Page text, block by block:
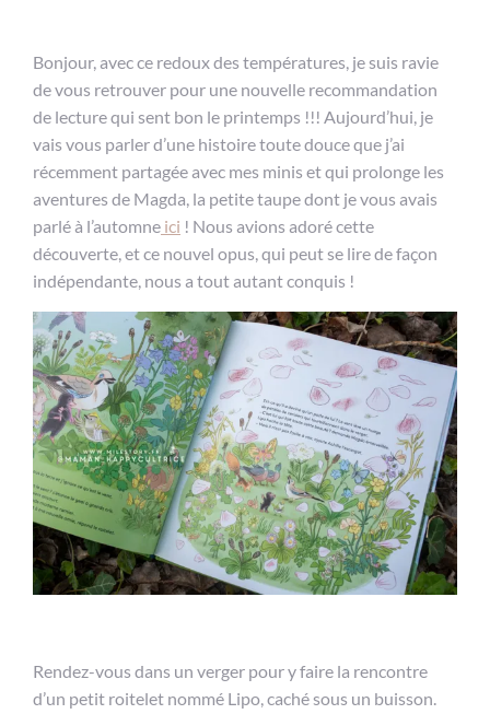
Bonjour, avec ce redoux des températures, je suis ravie
de vous retrouver pour une nouvelle recommandation
de lecture qui sent bon le printemps !!! Aujourd’hui, je
vais vous parler d’une histoire toute douce que j’ai
récemment partagée avec mes minis et qui prolonge les
aventures de Magda, la petite taupe dont je vous avais
parlé à l’automne ici ! Nous avions adoré cette
découverte, et ce nouvel opus, qui peut se lire de façon
indépendante, nous a tout autant conquis !
Rendez-vous dans un verger pour y faire la rencontre
d’un petit roitelet nommé Lipo, caché sous un buisson.